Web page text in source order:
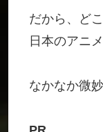
だから、ど
日本のアニ
なかなか微